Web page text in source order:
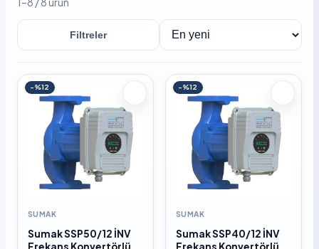
Filtreler Sırala
-%12
SUMAK
Sumak SSP50/12 İNV
-%12
SUMAK
Sumak SSP40/12 İNV